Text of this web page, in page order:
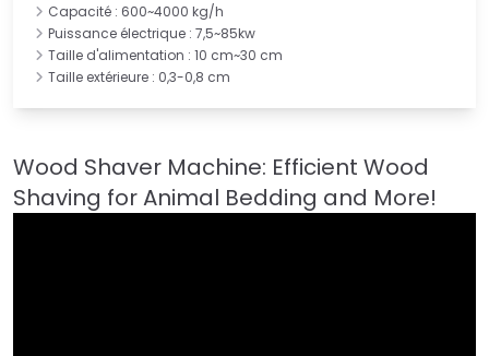
Capacité : 600~4000 kg/h
Puissance électrique : 7,5~85kw
Taille d'alimentation : 10 cm~30 cm
Taille extérieure : 0,3-0,8 cm